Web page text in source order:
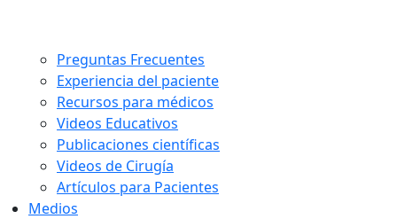
Preguntas Frecuentes
Experiencia del paciente
Recursos para médicos
Videos Educativos
Publicaciones científicas
Videos de Cirugía
Artículos para Pacientes
Medios